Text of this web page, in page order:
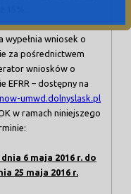
wypełnia wniosek o
za pośrednictwem
wniosków o
EFRR – dostępny na
umwd.dolnyslask.pl
w ramach niniejszego
6 maja 2016 r. do
25 maja 2016 r.